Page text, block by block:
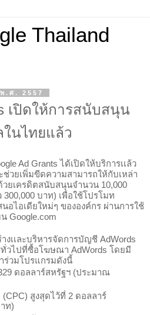
Thailand
.ศ. 2557
เปิดให้การสนับสนุน
นไทยแล้ว
Ad Grants ได้เปิดให้บริการเเล้ว
วยเพิ่มขีดความสามารถให้กับเหล่า
300,000 บาท) เพื่อใช้โปรโมท
อไอเดียใหม่ๆ ขององค์กร ผ่านการใช้
Google.com
งเเละบริหารจัดการบัญชี AdWords
วไปที่ซื้อโฆษณา AdWords โดยมี
ร่วมโปรแกรมดังนี้
ดอลลาร์สหรัฐฯ (ประมาณ
สูงสุดไว้ที่ 2 ดอลลาร์
ท)